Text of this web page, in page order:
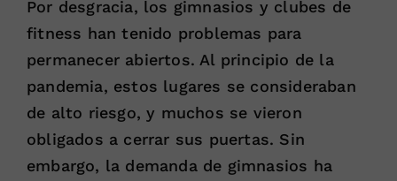
Por desgracia, los gimnasios y clubes de
fitness han tenido problemas para
permanecer abiertos. Al principio de la
pandemia, estos lugares se consideraban
de alto riesgo, y muchos se vieron
obligados a cerrar sus puertas. Sin
embargo, la demanda de gimnasios ha